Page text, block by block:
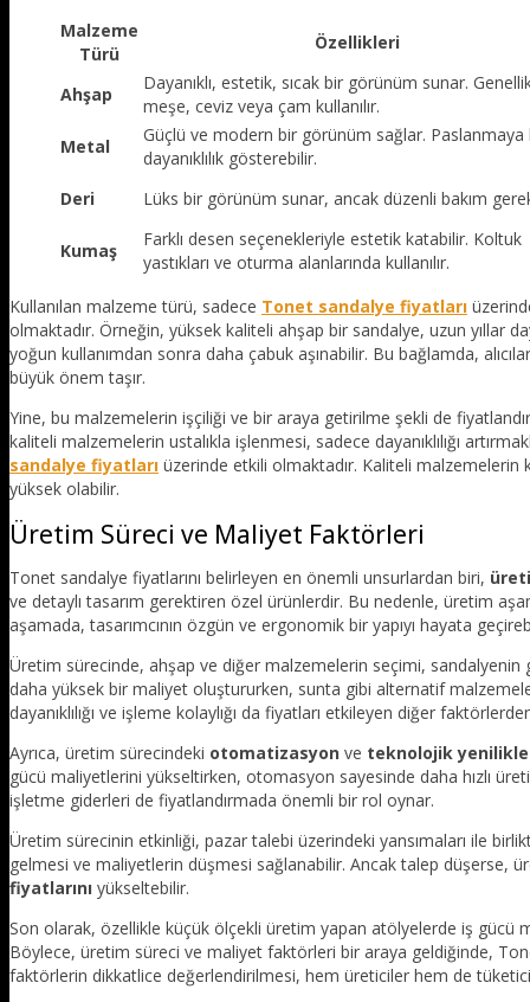
Malzeme
Türü
Özellikleri
Ahşap
Dayanıklı, estetik, sıcak bir görünüm sunar.
meşe, ceviz veya çam kullanılır.
Metal
Güçlü ve modern bir görünüm sağlar. Paslanmaya
dayanıklılık gösterebilir.
Deri
Lüks bir görünüm sunar, ancak düzenli bakım
Kumaş
Farklı desen seçenekleriyle estetik katabilir. Koltuk
yastıkları ve oturma alanlarında kullanılır.
Kullanılan malzeme türü, sadece Tonet sandalye fiyatları
olmaktadır. Örneğin, yüksek kaliteli ahşap bir sandalye, uzun yıllar
yoğun kullanımdan sonra daha çabuk aşınabilir. Bu bağlamda,
büyük önem taşır.
Yine, bu malzemelerin işçiliği ve bir araya getirilme şekli de
kaliteli malzemelerin ustalıkla işlenmesi, sadece dayanıklılığı
sandalye fiyatları üzerinde etkili olmaktadır. Kaliteli malzemelerin
yüksek olabilir.
Üretim Süreci ve Maliyet Faktörleri
Tonet sandalye fiyatlarını belirleyen en önemli unsurlardan biri,
ve detaylı tasarım gerektiren özel ürünlerdir. Bu nedenle, üretim
aşamada, tasarımcının özgün ve ergonomik bir yapıyı hayata
Üretim sürecinde, ahşap ve diğer malzemelerin seçimi, sandalyenin
daha yüksek bir maliyet oluştururken, sunta gibi alternatif
dayanıklılığı ve işleme kolaylığı da fiyatları etkileyen diğer
Ayrıca, üretim sürecindeki otomatizasyon ve teknolojik
gücü maliyetlerini yükseltirken, otomasyon sayesinde daha hızlı
işletme giderleri de fiyatlandırmada önemli bir rol oynar.
Üretim sürecinin etkinliği, pazar talebi üzerindeki yansımaları ile
gelmesi ve maliyetlerin düşmesi sağlanabilir. Ancak talep düşerse,
fiyatlarını yükseltebilir.
Son olarak, özellikle küçük ölçekli üretim yapan atölyelerde iş gücü
Böylece, üretim süreci ve maliyet faktörleri bir araya geldiğinde,
faktörlerin dikkatlice değerlendirilmesi, hem üreticiler hem de